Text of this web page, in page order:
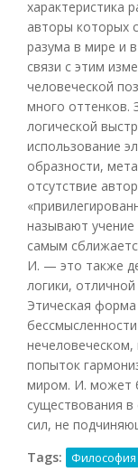
характеристика
авторы которых
разума в мире и
связи с этим
человеческой
много оттенков.
логической
использование
образности,
отсутствие
называют
самым
И. — это также
логики,
Этическая
попыток
миром. И. может
существования
сил, не
Tags:
Философия